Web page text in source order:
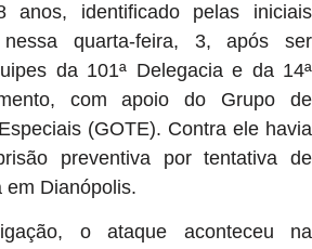
anos, identificado pelas iniciais
quarta-feira, 3, após ser
da 101ª Delegacia e da 14ª
com apoio do Grupo de
(GOTE). Contra ele havia
preventiva por tentativa de
em Dianópolis.
o ataque aconteceu na